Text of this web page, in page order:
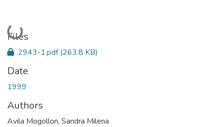
Loading...
Files
2943-1.pdf(263.8 KB)
Date
1999
Authors
Avila Mogollon, Sandra Milena